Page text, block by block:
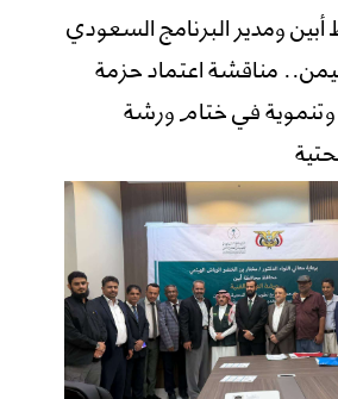
ومدير البرنامج السعودي
مناقشة اعتماد حزمة
في ختام ورشة